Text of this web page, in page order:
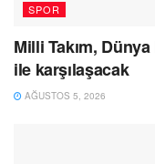
SPOR
Milli Takım,
ile karşılaşacak
AĞUSTOS 5, 2026